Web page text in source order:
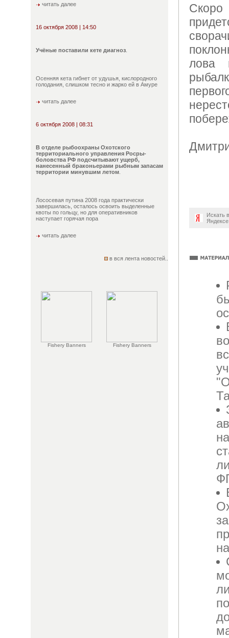
читать далее
16 октября 2008 | 14:50
Учёные поставили кете диагноз
Осенняя кета гибнет от удушья, кислородного
голодания, слишком тесно и жарко ей в Амуре
читать далее
6 октября 2008 | 08:31
В отделе рыбоохраны Охотского
территориального управления Росры-
боловства РФ подсчитывают ущерб,
нанесенный браконьерами рыбным запасам
территории минувшим летом
Лососевая путина 2008 года практически
завершилась, осталось освоить выделенные
квоты по гольцу, но для оперативников
наступает горячая пора
читать далее
в вся лента новостей..
Fishery Banners Fishery Banners
лова
Искать в
Яндексе